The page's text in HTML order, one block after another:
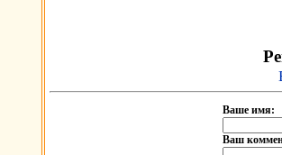
Ваше имя:
Ваш